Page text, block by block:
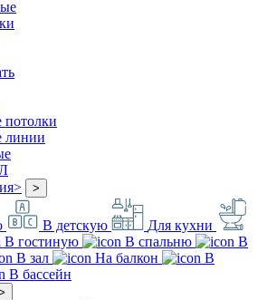
потолки
линии
> >
В детскую
Для кухни
В гостиную В спальню
В
В зал На балкон
В
В бассейн